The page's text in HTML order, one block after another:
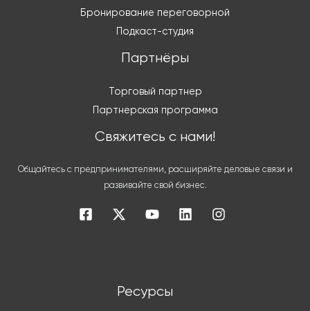
Бронирование переговорной
Подкаст-студия
Партнёры
Торговый партнер
Партнерская программа
Свяжитесь с нами!
Общайтесь с предпринимателями, расширяйте деловые связи и
развивайте свой бизнес.
Ресурсы